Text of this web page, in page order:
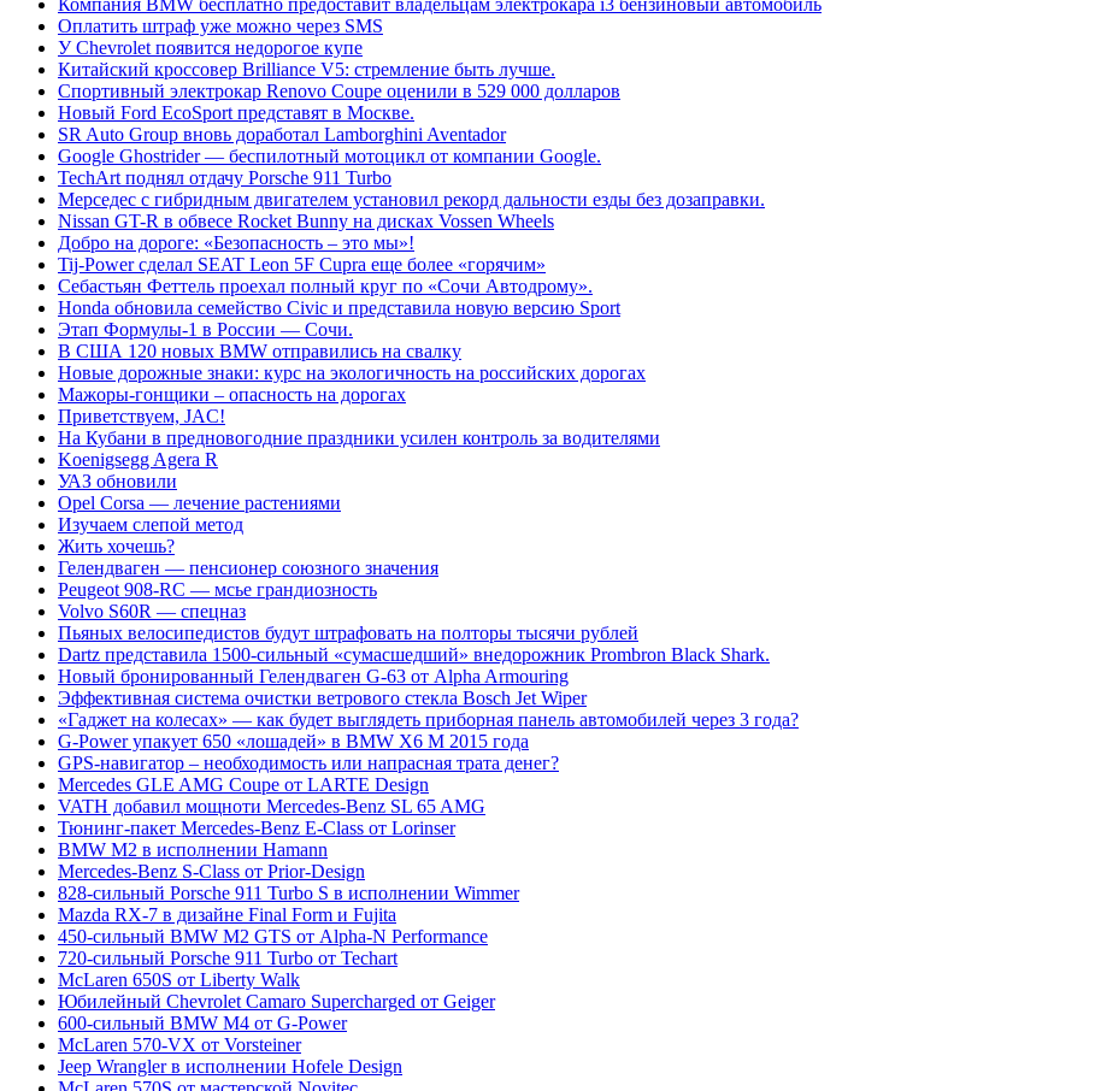
Компания BMW бесплатно предоставит владельцам электрокара i3 бензиновый автомобиль
Оплатить штраф уже можно через SMS
У Chevrolet появится недорогое купе
Китайский кроссовер Brilliance V5: стремление быть лучше.
Спортивный электрокар Renovo Coupe оценили в 529 000 долларов
Новый Ford EcoSport представят в Москве.
SR Auto Group вновь доработал Lamborghini Aventador
Google Ghostrider — беспилотный мотоцикл от компании Google.
TechArt поднял отдачу Porsche 911 Turbo
Мерседес с гибридным двигателем установил рекорд дальности езды без дозаправки.
Nissan GT-R в обвесе Rocket Bunny на дисках Vossen Wheels
Добро на дороге: «Безопасность – это мы»!
Tij-Power сделал SEAT Leon 5F Cupra еще более «горячим»
Себастьян Феттель проехал полный круг по «Сочи Автодрому».
Honda обновила семейство Civic и представила новую версию Sport
Этап Формулы-1 в России — Сочи.
В США 120 новых BMW отправились на свалку
Новые дорожные знаки: курс на экологичность на российских дорогах
Мажоры-гонщики – опасность на дорогах
Приветствуем, JAC!
На Кубани в предновогодние праздники усилен контроль за водителями
Koenigsegg Agera R
УАЗ обновили
Opel Corsa — лечение растениями
Изучаем слепой метод
Жить хочешь?
Гелендваген — пенсионер союзного значения
Peugeot 908-RC — мсье грандиозность
Volvo S60R — спецназ
Пьяных велосипедистов будут штрафовать на полторы тысячи рублей
Dartz представила 1500-сильный «сумасшедший» внедорожник Prombron Black Shark.
Новый бронированный Гелендваген G-63 от Alpha Armouring
Эффективная система очистки ветрового стекла Bosch Jet Wiper
«Гаджет на колесах» — как будет выглядеть приборная панель автомобилей через 3 года?
G-Power упакует 650 «лошадей» в BMW X6 M 2015 года
GPS-навигатор – необходимость или напрасная трата денег?
Mercedes GLE AMG Coupe от LARTE Design
VATH добавил мощноти Mercedes-Benz SL 65 AMG
Тюнинг-пакет Mercedes-Benz E-Class от Lorinser
BMW M2 в исполнении Hamann
Mercedes-Benz S-Class от Prior-Design
828-сильный Porsche 911 Turbo S в исполнении Wimmer
Mazda RX-7 в дизайне Final Form и Fujita
450-сильный BMW M2 GTS от Alpha-N Performance
720-сильный Porsche 911 Turbo от Techart
McLaren 650S от Liberty Walk
Юбилейный Chevrolet Camaro Supercharged от Geiger
600-сильный BMW M4 от G-Power
McLaren 570-VX от Vorsteiner
Jeep Wrangler в исполнении Hofele Design